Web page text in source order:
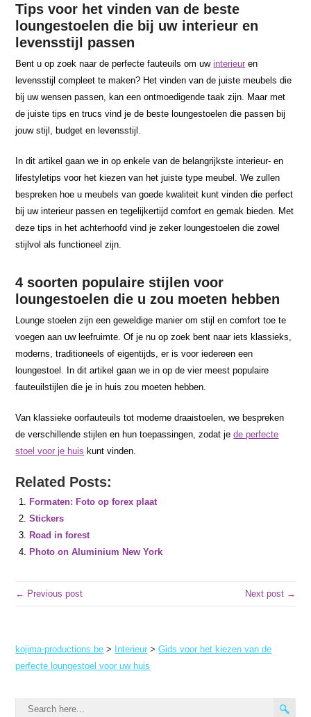
Tips voor het vinden van de beste
loungestoelen die bij uw interieur en
levensstijl passen
Bent u op zoek naar de perfecte fauteuils om uwinterieur en
levensstijl compleet te maken? Het vinden van de juiste meubels die
bij uw wensen passen, kan een ontmoedigende taak zijn. Maar met
de juiste tips en trucs vind je de beste loungestoelen die passen bij
jouw stijl, budget en levensstijl.
In dit artikel gaan we in op enkele van de belangrijkste interieur- en
lifestyletips voor het kiezen van het juiste type meubel. We zullen
bespreken hoe u meubels van goede kwaliteit kunt vinden die perfect
bij uw interieur passen en tegelijkertijd comfort en gemak bieden. Met
deze tips in het achterhoofd vind je zeker loungestoelen die zowel
stijlvol als functioneel zijn.
4 soorten populaire stijlen voor
loungestoelen die u zou moeten hebben
Lounge stoelen zijn een geweldige manier om stijl en comfort toe te
voegen aan uw leefruimte. Of je nu op zoek bent naar iets klassieks,
moderns, traditioneels of eigentijds, er is voor iedereen een
loungestoel. In dit artikel gaan we in op de vier meest populaire
fauteuilstijlen die je in huis zou moeten hebben.
Van klassieke oorfauteuils tot moderne draaistoelen, we bespreken
de verschillende stijlen en hun toepassingen, zodat jede perfecte
stoel voor je huis kunt vinden.
Related Posts:
Formaten: Foto op forex plaat
Stickers
Road in forest
Photo on Aluminium New York
← Previous post Next post →
kojima-productions.be > Interieur >Gids voor het kiezen van de
perfecte loungestoel voor uw huis